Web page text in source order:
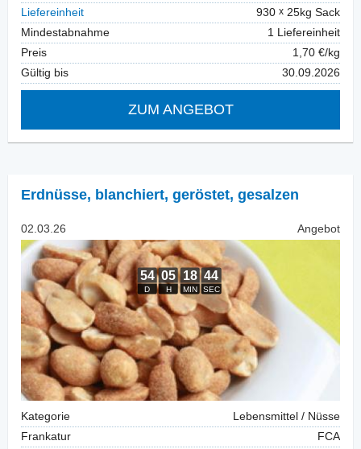
Liefereinheit
930
25kg Sack
Mindestabnahme
1 Liefereinheit
Preis
1,70 €/kg
Gültig bis
30.09.2026
ZUM ANGEBOT
Erdnüsse, blanchiert, geröstet, gesalzen
02.03.26 Angebot
Kategorie
Lebensmittel / Nüsse
Frankatur
FCA